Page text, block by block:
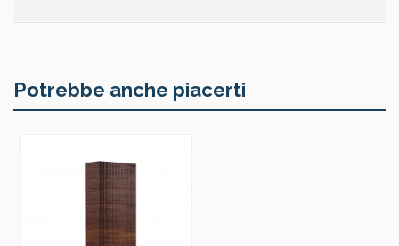
Potrebbe anche piacerti